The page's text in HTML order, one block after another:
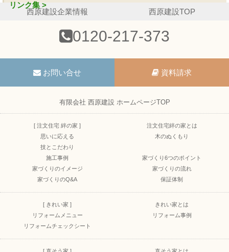
リンク集 >
西原建設企業情報 西原建設TOP
0120-217-373
お問い合せ 資料請求
有限会社 西原建設 ホームページTOP
[ 注文住宅 絆の家 ]
注文住宅絆の家とは
思いに応える
木のぬくもり
技とこだわり
施工事例
家づくり6つのポイント
家づくりのイメージ
家づくりの流れ
家づくりのQ&A
保証体制
[ きれい家 ]
きれい家とは
リフォームメニュー
リフォーム事例
リフォームチェックシート